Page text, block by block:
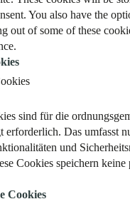
You also have the
out of some of these
sind für die
erforderlich. Das umfasst
und
Cookies speichern keine
Cookies